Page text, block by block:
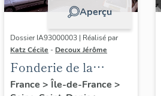
Aperçu
Dossier IA93000003 | Réalisé par
Katz Cécile - Decoux Jérôme
Fonderie de la
Marne, puis Riboux
France > Île-de-France >